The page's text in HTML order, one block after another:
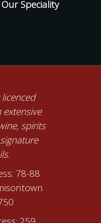
Our Speciality
extensive
spirits
78-88